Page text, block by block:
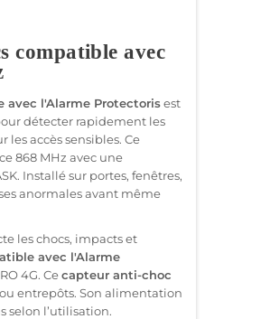
compatible avec
avec l'Alarme Protectorisest
détecter rapidement les
les accès sensibles. Ce
868 MHz avec une
Installé sur portes, fenêtres,
anormales avant même
les chocs, impacts et
avec l'Alarme
4G. Cecapteur anti-choc
entrepôts. Son alimentation
selon l’utilisation.